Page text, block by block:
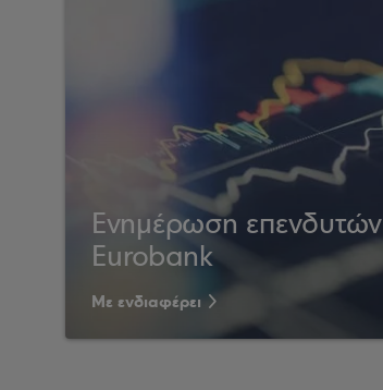
Ενημέρωση επενδυτών
Eurobank
Με ενδιαφέρει